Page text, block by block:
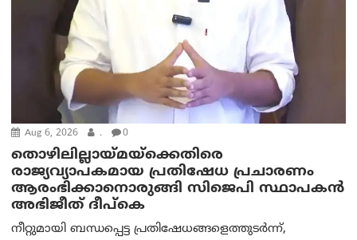
Aug 6, 2026 . 0
തൊഴിലില്ലായ്മയ്ക്കെതിരെ
രാജ്യവ്യാപകമായ പ്രതിഷേധ പ്രചാരണം
ആരംഭിക്കാനൊരുങ്ങി സിജെപി സ്ഥാപകന്‍
അഭിജീത് ദീപ്കെ
നീറ്റുമായി ബന്ധപ്പെട്ട പ്രതിഷേധങ്ങളെത്തുടർന്ന്,